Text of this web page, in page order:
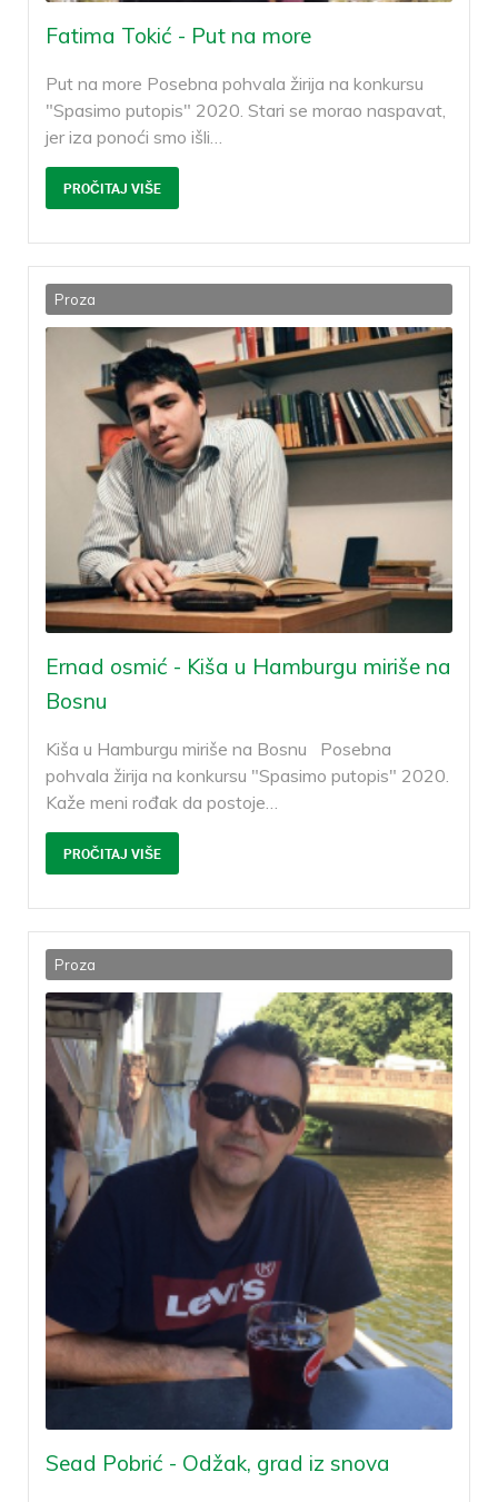
Fatima Tokić - Put na more
Put na more Posebna pohvala žirija na konkursu
"Spasimo putopis" 2020. Stari se morao naspavat,
jer iza ponoći smo išli…
PROČITAJ VIŠE
Proza
Ernad osmić - Kiša u Hamburgu miriše na
Bosnu
Kiša u Hamburgu miriše na Bosnu Posebna
pohvala žirija na konkursu "Spasimo putopis" 2020.
Kaže meni rođak da postoje
PROČITAJ VIŠE
Proza
Sead Pobrić - Odžak, grad iz snova